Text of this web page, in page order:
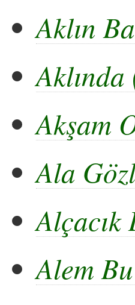
Aklın
Akşam
Ala
Alçacık
Alem